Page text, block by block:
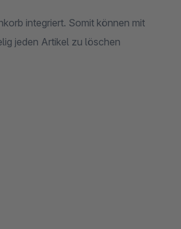
integriert. Somit können mit
jeden Artikel zu löschen